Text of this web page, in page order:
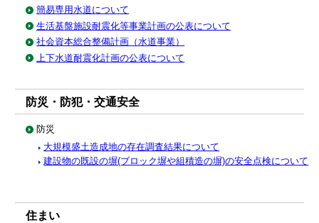
簡易専用水道について
生活基盤施設耐震化等事業計画の公表について
社会資本総合整備計画（水道事業）
上下水道耐震化計画の公表について
防災・防犯・交通安全
防災
大規模盛土造成地の存在調査結果について
建設物の既設の塀(ブロック塀や組積造の塀)の安全点検について
住まい